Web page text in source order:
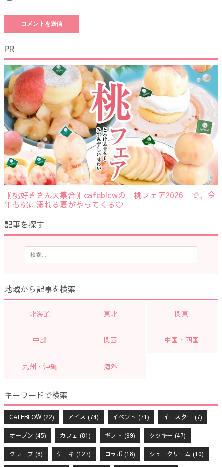
PR
〖桃好きさん大集合〗cafeblowの「桃フェア2026」で、今
年も桃に溺れる夏がやってくる♡
記事を探す
地域から記事を検索
北海道 東北 関東
中部 関西 中国・四国
九州・沖縄 海外
キーワードで検索
CAFEBLOW(22) アイス (74) イベント (71) イースター (7)
オープン (45) カフェ (81) ギフト (99) クッキー (47)
クレープ(8) ケーキ (127) コラボ(18) シュークリーム (10)